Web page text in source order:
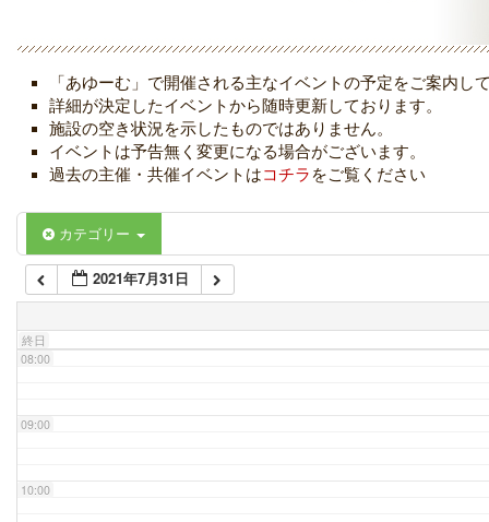
「あゆーむ」で開催される主なイベントの予定をご案内し
詳細が決定したイベントから随時更新しております。
施設の空き状況を示したものではありません。
イベントは予告無く変更になる場合がございます。
過去の主催・共催イベントはコチラ をご覧ください
カテゴリー
2021年7月31日
終日
04:00
06:00
07:00
08:00
09:00
10:00